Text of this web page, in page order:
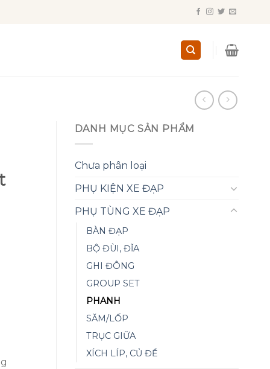
DANH MỤC SẢN PHẨM
Chưa phân loại
PHỤ KIỆN XE ĐẠP
PHỤ TÙNG XE ĐẠP
BÀN ĐẠP
BỘ ĐÙI, ĐĨA
GHI ĐÔNG
GROUP SET
PHANH
SĂM/LỐP
TRỤC GIỮA
XÍCH LÍP, CỦ ĐỀ